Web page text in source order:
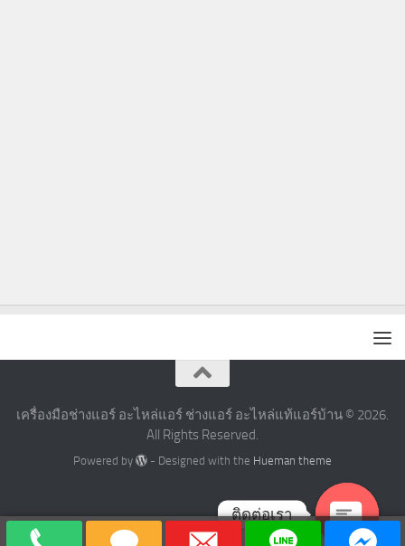
เครื่องมือช่างแอร์ อะไหล่แอร์ ช่างแอร์ อะไหล่แท้แอร์บ้าน © 2026.
All Rights Reserved.
Powered by - Designed with the Hueman theme
ติดต่อเรา